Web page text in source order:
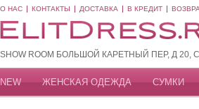
О НАС КОНТАКТЫ ДОСТАВКА В КРЕДИТ
SHOW ROOM БОЛЬШОЙ КАРЕТНЫЙ ПЕР, Д 20,
NEW ЖЕНСКАЯ ОДЕЖДА СУМКИ